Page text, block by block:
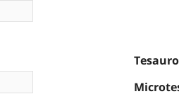
Tesauro